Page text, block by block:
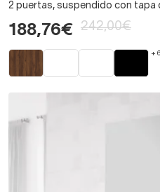
2 puertas, suspendido con tapa
188,76€ 242,00€
+